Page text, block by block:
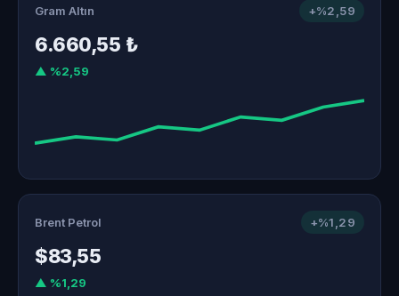
Gram Altın +%2,59
6.660,55 ₺
▲ %2,59
Brent Petrol +%1,29
$83,55
▲ %1,29